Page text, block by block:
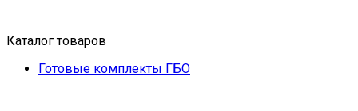
Каталог товаров
Готовые комплекты ГБО